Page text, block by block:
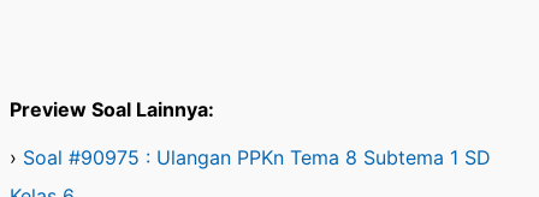
Preview Soal Lainnya:
› Soal #90975 : Ulangan PPKn Tema 8 Subtema 1 SD